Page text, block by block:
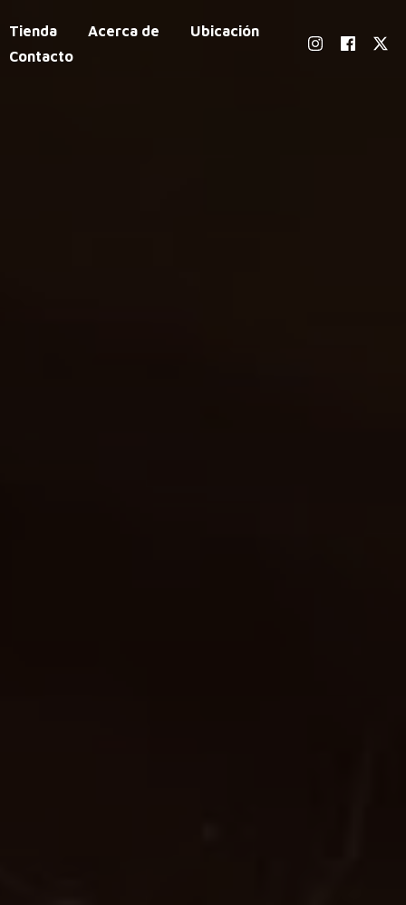
Tienda Acerca de
Ubicación
Contacto